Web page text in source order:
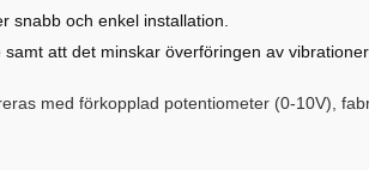
snabb och enkel installation.
att det minskar överföringen av vibrationer
med förkopplad potentiometer (0-10V),